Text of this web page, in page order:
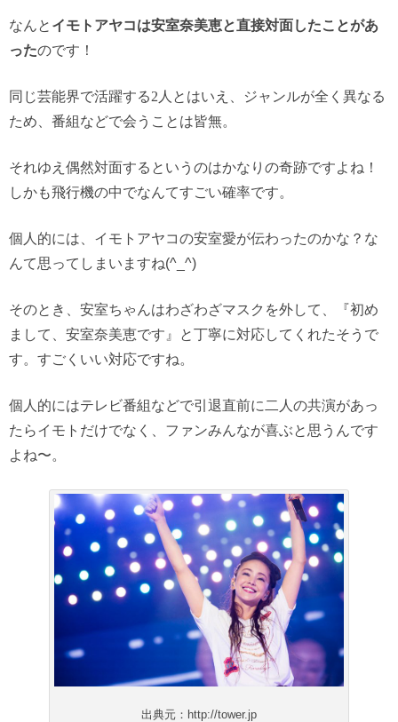
なんと イモトアヤコは安室奈美恵と直接対面したことがあ
ったのです！
同じ芸能界で活躍する2 人とはいえ、ジャンルが全く異なる
ため、番組などで会うことは皆無。
それゆえ偶然対面するというのはかなりの奇跡ですよね！
しかも飛行機の中でなんてすごい確率です。
個人的には、イモトアヤコの安室愛が伝わったのかな？な
んて思ってしまいますね(^_^)
そのとき、安室ちゃんはわざわざマスクを外して、『初め
まして、安室奈美恵です』と丁寧に対応してくれたそうで
す。すごくいい対応ですね。
個人的にはテレビ番組などで引退直前に二人の共演があっ
たらイモトだけでなく、ファンみんなが喜ぶと思うんです
よね〜。
出典元：http://tower.jp